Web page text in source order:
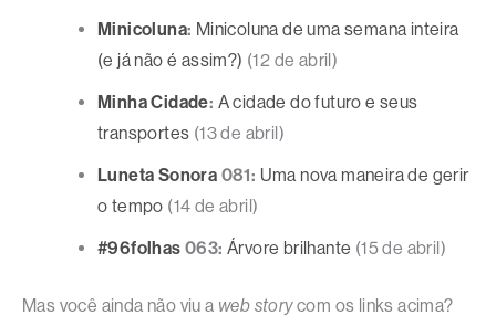
Minicoluna: Minicoluna de uma semana inteira
(e já não é assim?) (12 de abril)
Minha Cidade: A cidade do futuro e seus
transportes (13 de abril)
Luneta Sonora 081: Uma nova maneira de gerir
o tempo (14 de abril)
#96folhas 063:Árvore brilhante (15 de abril)
Mas você ainda não viu a web storycom os links acima?